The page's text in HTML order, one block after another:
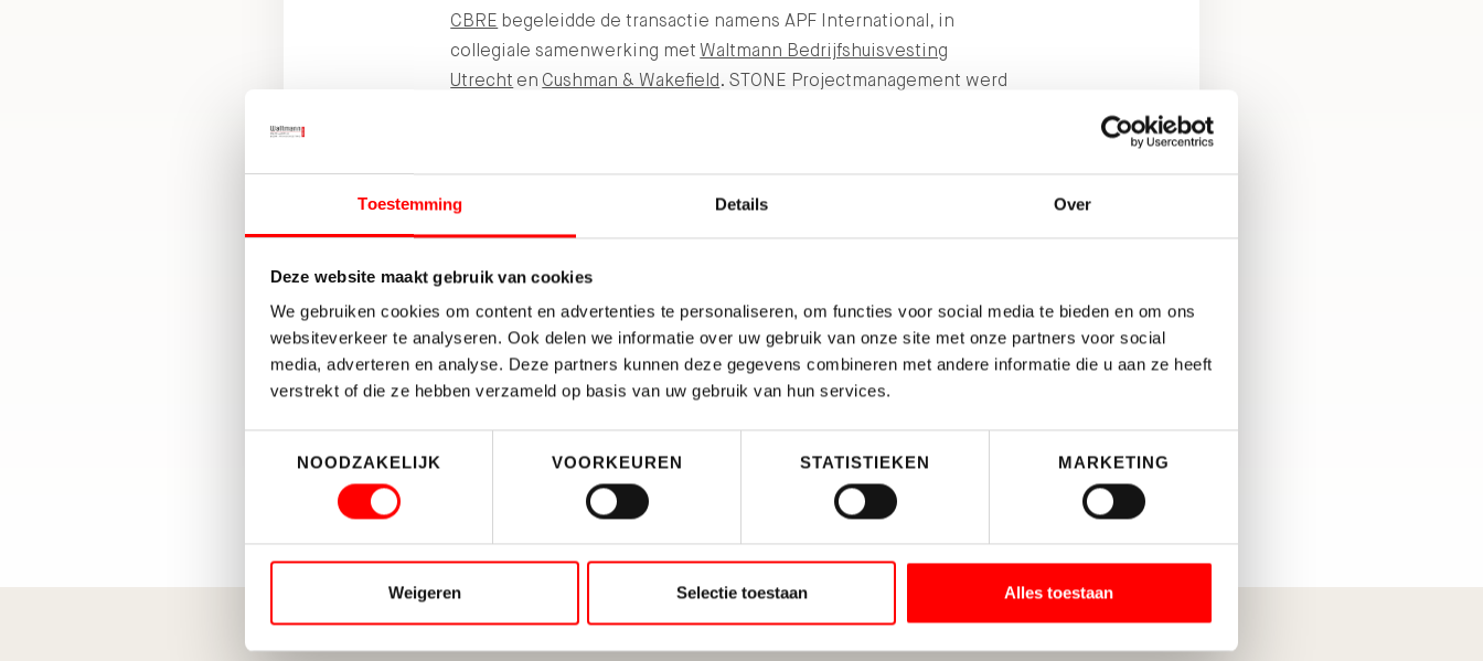
Toestemming Details Over
Deze website maakt gebruik van cookies
We gebruiken cookies om content en advertenties te personaliseren, om functies voor social media te bieden en om ons
websiteverkeer te analyseren. Ook delen we informatie over uw gebruik van onze site met onze partners voor social
media, adverteren en analyse. Deze partners kunnen deze gegevens combineren met andere informatie die u aan ze heeft
verstrekt of die ze hebben verzameld op basis van uw gebruik van hun services.
NOODZAKELIJK
VOORKEUREN STATISTIEKEN MARKETING
Weigeren Selectie toestaan Alles toestaan
CBRE begeleidde de transactie namens APF International, in
collegiale samenwerking met Waltmann Bedrijfshuisvesting
Utrecht en Cushman & Wakefield. STONE Projectmanagement werd
bijgestaan doorSavills.
Huurders:STONE Projectmanagement,NuFlexOverheid
DELEN:
TERUG NAAR OVERZICHT